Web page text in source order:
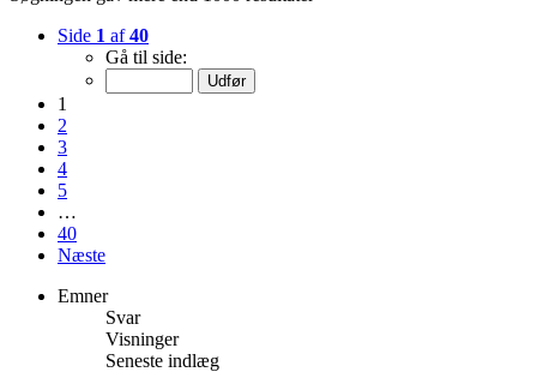
Side 1 af40
Gå til side:
1
2
3
4
5
…
40
Næste
Emner
Svar
Visninger
Seneste indlæg